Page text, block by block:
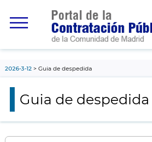
principal
2026-3-12 Guia de despedida
Guia de despedida